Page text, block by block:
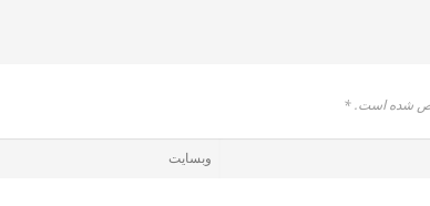
شده است.*